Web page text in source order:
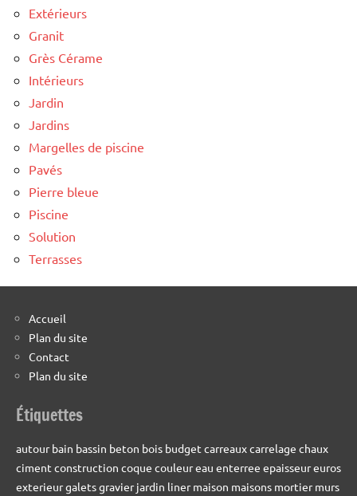
Extérieurs
Granit
Grès Cérame
Intérieurs
Jardin
Jardins
Margelles de piscine
Pavés
Pierre bleue
Piscine
Solution
Terrasses
Accueil
Plan du site
Contact
Plan du site
Étiquettes
autour bain bassin beton bois budget carreauxcarrelage chaux
ciment construction coque couleureau enterree epaisseureuros
exterieurgaletsgravier jardin liner maison maisons mortier murs